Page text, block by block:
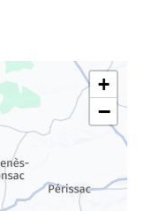
+
−